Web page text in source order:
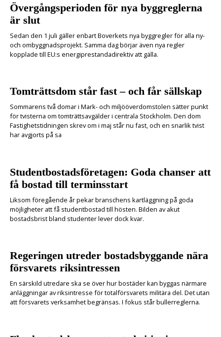
Övergångsperioden för nya byggreglerna
är slut
Sedan den 1 juli gäller enbart Boverkets nya byggregler för alla ny-
och ombyggnadsprojekt. Samma dag börjar även nya regler
kopplade till EU:s energiprestandadirektiv att gälla.
Tomträttsdom står fast – och får sällskap
Sommarens två domar i Mark- och miljööverdomstolen sätter punkt
för tvisterna om tomträttsavgälder i centrala Stockholm. Den dom
Fastighetstidningen skrev om i maj står nu fast, och en snarlik tvist
har avgjorts på sa
Studentbostadsföretagen: Goda chanser att
få bostad till terminsstart
Liksom föregående år pekar branschens kartläggning på goda
möjligheter att få studentbostad till hösten. Bilden av akut
bostadsbrist bland studenter lever dock kvar.
Regeringen utreder bostadsbyggande nära
försvarets riksintressen
En särskild utredare ska se över hur bostäder kan byggas närmare
anläggningar av riksintresse för totalförsvarets militära del. Det utan
att försvarets verksamhet begränsas. I fokus står bullerreglerna.